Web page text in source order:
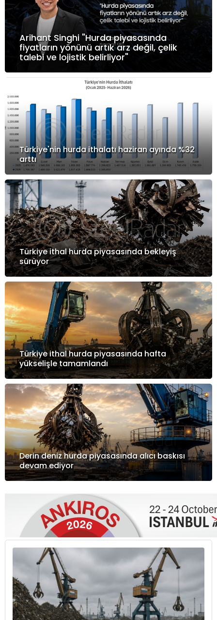
Arihant Singhi "Hurda piyasasında
fiyatların yönünü artık arz değil, çelik
talebi ve lojistik belirliyor"
Türkiye'nin hurda ithalatı haziran ayında %32
arttı
Türkiye ithal hurda piyasasında bekleyiş
sürüyor
Türkiye ithal hurda piyasasında hafta
yükselişle tamamlandı
Derin deniz hurda piyasasında alıcı baskısı
devam ediyor